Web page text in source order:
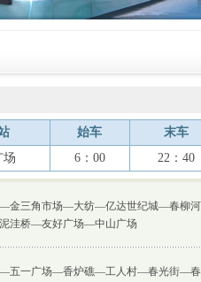
始车
末车
场 6：00 22：40
金三角市场—大纺—亿达世纪城—春柳河
洼桥—友好广场—中山广场
五一广场—香炉礁—工人村—春光街—春